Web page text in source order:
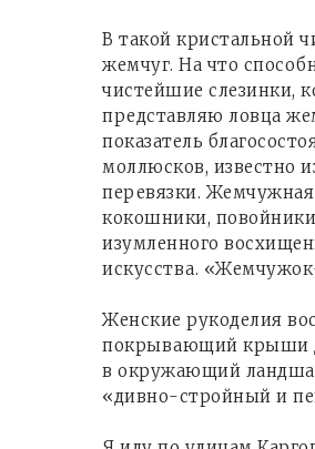
В такой кристальной
жемчуг. На что
чистейшие слезинки,
представляю ловца
показатель
моллюсков, известно
перевязки.
кокошники,
изумленного
искусства.
Женские рукоделия
покрывающий крыши
в окружающий
«дивно-стройный и